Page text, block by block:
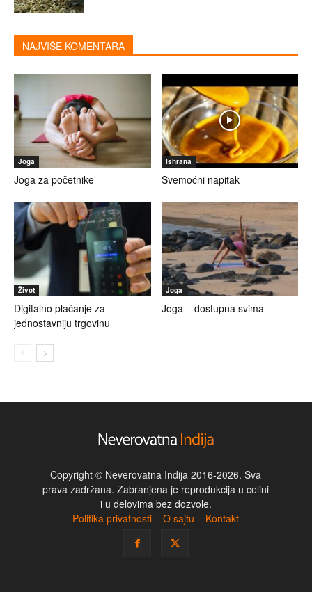
NAJVIŠE KOMENTARA
Joga
Joga za početnike
Ishrana
Svemoćni napitak
Život
Digitalno plaćanje za
jednostavniju trgovinu
Joga
Joga – dostupna svima
Copyright © Neverovatna Indija 2016-2026. Sva
prava zadržana. Zabranjena je reprodukcija u celini
i u delovima bez dozvole.
Politika privatnosti
O sajtu Kontakt